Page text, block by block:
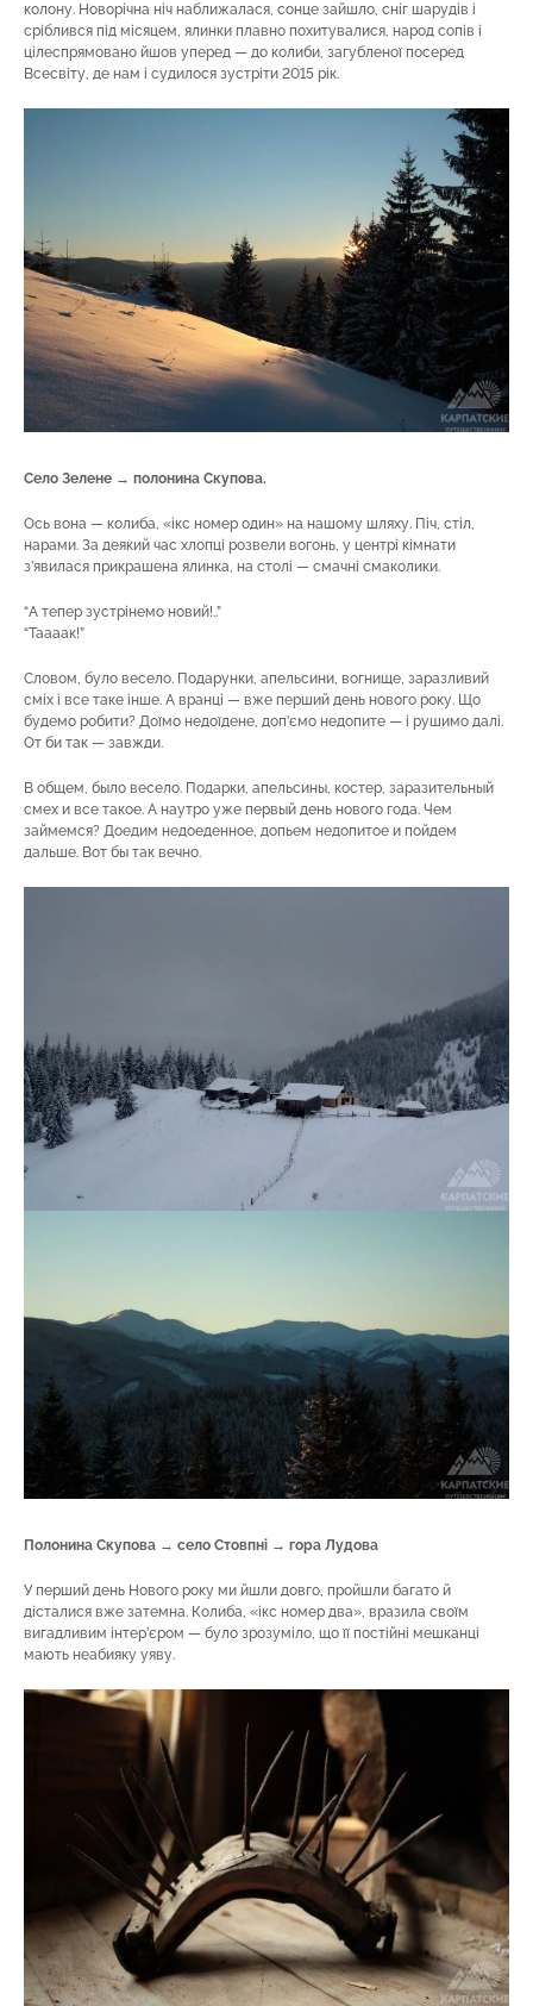
колону. Новорічна ніч наближалася, сонце зайшло, сніг шарудів і
сріблився під місяцем, ялинки плавно похитувалися, народ сопів і
цілеспрямовано йшов уперед — до колиби, загубленої посеред
Всесвіту, де нам і судилося зустріти 2015 рік.
Село Зелене → полонина Скупова.
Ось вона — колиба, «ікс номер один» на нашому шляху. Піч, стіл,
нарами. За деякий час хлопці розвели вогонь, у центрі кімнати
з’явилася прикрашена ялинка, на столі — смачні смаколики.
“А тепер зустрінемо новий!..”
“Таааак!”
Словом, було весело. Подарунки, апельсини, вогнище, заразливий
сміх і все таке інше. А вранці — вже перший день нового року. Що
будемо робити? Доїмо недоїдене, доп’ємо недопите — і рушимо далі.
От би так — завжди.
В общем, было весело. Подарки, апельсины, костер, заразительный
смех и все такое. А наутро уже первый день нового года. Чем
займемся? Доедим недоеденное, допьем недопитое и пойдем
дальше. Вот бы так вечно.
Полонина Скупова → село Стовпні → гора Лудова
У перший день Нового року ми йшли довго, пройшли багато й
дісталися вже затемна. Колиба, «ікс номер два», вразила своїм
вигадливим інтер’єром — було зрозуміло, що її постійні мешканці
мають неабияку уяву.